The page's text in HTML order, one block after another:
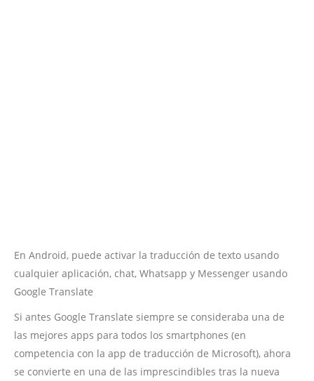
En Android, puede activar la traducción de texto usando
cualquier aplicación, chat, Whatsapp y Messenger usando
Google Translate
Si antes Google Translate siempre se consideraba una de
las mejores apps para todos los smartphones (en
competencia con la app de traducción de Microsoft), ahora
se convierte en una de las imprescindibles tras la nueva